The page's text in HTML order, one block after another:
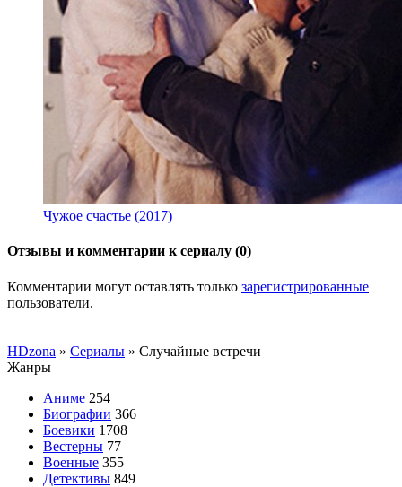
Чужое счастье (2017)
Отзывы и комментарии к сериалу (0)
Комментарии могут оставлять только зарегистрированные
пользователи.
HDzona » Сериалы » Случайные встречи
Жанры
Аниме 254
Биографии 366
Боевики 1708
Вестерны 77
Военные 355
Детективы 849